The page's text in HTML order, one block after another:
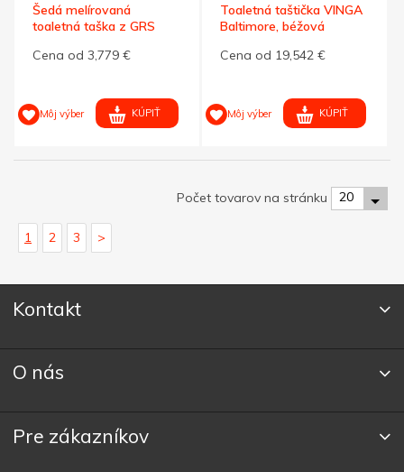
Šedá melírovaná
toaletná taška z GRS
Cena od 3,779 €
Môj výber KÚPIŤ
Toaletná taštička VINGA
Baltimore, béžová
Cena od 19,542 €
Môj výber KÚPIŤ
Počet tovarov na stránku 20
1 2 3 >
Kontakt
O nás
Pre zákazníkov